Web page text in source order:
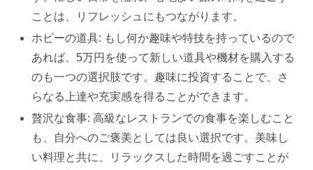
ことは、リフレッシュにもつながります。
ホビーの道具: もし何か趣味や特技を持っているので
あれば、5万円を使って新しい道具や機材を購入する
のも一つの選択肢です。趣味に投資することで、さ
らなる上達や充実感を得ることができます。
贅沢な食事: 高級なレストランでの食事を楽しむこと
も、自分へのご褒美としては良い選択です。美味し
い料理と共に、リラックスした時間を過ごすことが